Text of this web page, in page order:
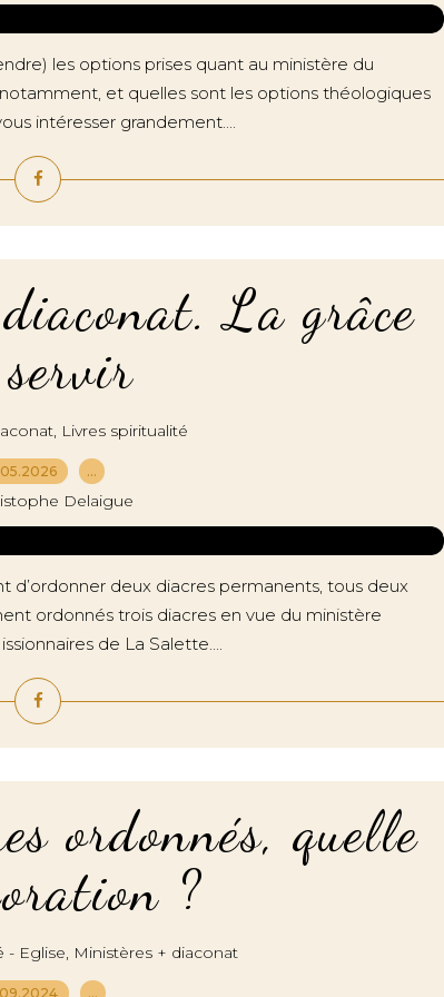
les options prises quant au ministère du
et quelles sont les options théologiques
intéresser grandement....
La grâce
, Livres spiritualité
…
Delaigue
d’ordonner deux diacres permanents, tous deux
ordonnés trois diacres en vue du ministère
de La Salette....
ordonnés, quelle
?
- Eglise, Ministères + diaconat
…